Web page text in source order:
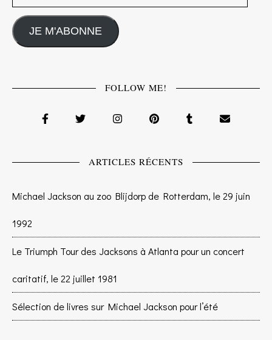
JE M'ABONNE
FOLLOW ME!
ARTICLES RÉCENTS
Michael Jackson au zoo Blijdorp de Rotterdam, le 29 juin
1992
Le Triumph Tour des Jacksons à Atlanta pour un concert
caritatif, le 22 juillet 1981
Sélection de livres sur Michael Jackson pour l’été